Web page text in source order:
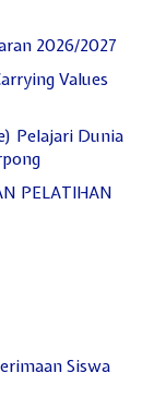
2026/2027
Values
Pelajari Dunia
PELATIHAN
Siswa